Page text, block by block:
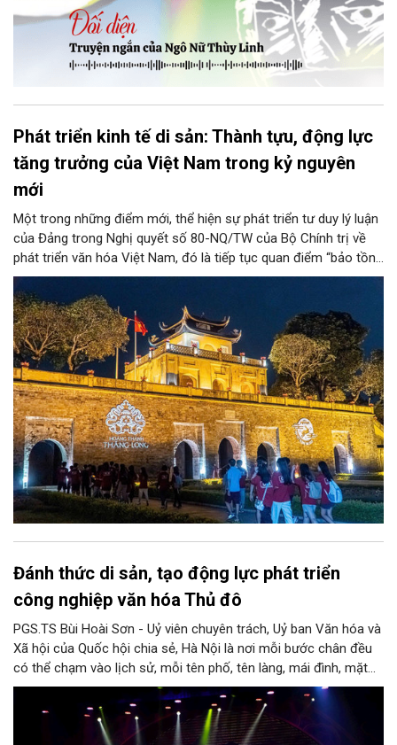
Phát triển kinh tế di sản: Thành tựu, động lực
tăng trưởng của Việt Nam trong kỷ nguyên
mới
Một trong những điểm mới, thể hiện sự phát triển tư duy lý luận
của Đảng trong Nghị quyết số 80-NQ/TW của Bộ Chính trị về
phát triển văn hóa Việt Nam, đó là tiếp tục quan điểm “bảo tồn
và phát huy giá trị di sản văn hóa gắn kết với phát triển kinh tế -
xã hội và du lịch”; đồng thời, nâng lên một tầm cao mới: “phát
triển kinh tế di sản”.
Đánh thức di sản, tạo động lực phát triển
công nghiệp văn hóa Thủ đô
PGS.TS Bùi Hoài Sơn - Uỷ viên chuyên trách, Uỷ ban Văn hóa và
Xã hội của Quốc hội chia sẻ, Hà Nội là nơi mỗi bước chân đều
có thể chạm vào lịch sử, mỗi tên phố, tên làng, mái đình, mặt
hồ, nếp nhà, câu hát, món ăn, làn điệu, nghề thủ công đều có
thể kể một câu chuyện về chiều sâu văn hiến của dân tộc.
Nhưng trong kỷ nguyên mới, câu hỏi đặt ra không chỉ Hà Nội có